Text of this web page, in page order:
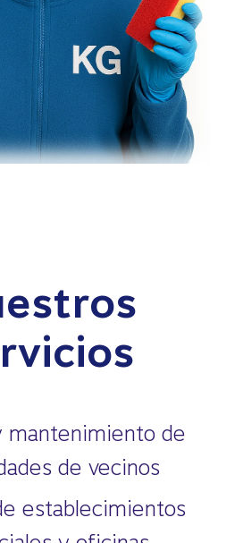
mantenimiento de
de vecinos
establecimientos